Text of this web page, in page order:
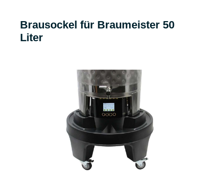
Brausockel für Braumeister 50
Liter
Bildergalerie überspringen